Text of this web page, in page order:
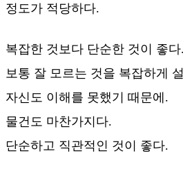
정도가 적당하다.
복잡한 것보다 단순한 것이 좋다.
보통 잘 모르는 것을 복잡하게
자신도 이해를 못했기 때문에.
물건도 마찬가지다.
단순하고 직관적인 것이 좋다.